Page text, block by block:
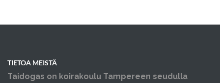
TIETOA MEISTÄ
Taidogas on koirakoulu Tampereen seudulla